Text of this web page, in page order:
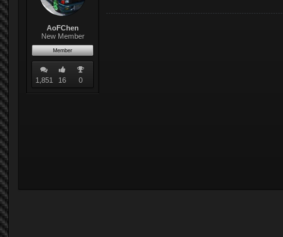
AoFChen
New Member
Member
1,851 16 0